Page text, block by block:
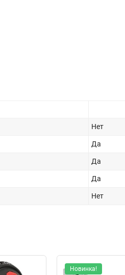
Нет
Да
Да
Да
Нет
Новинка!